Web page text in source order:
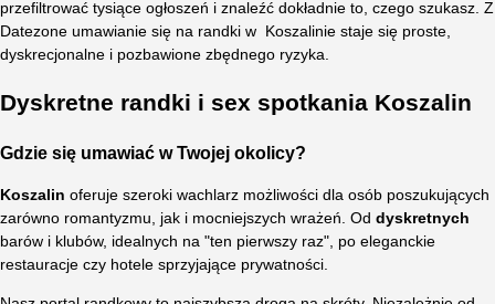
przefiltrować tysiące ogłoszeń i znaleźć dokładnie to, czego szukasz. Z
Datezone umawianie się na randki w Koszalinie staje się proste,
dyskrecjonalne i pozbawione zbędnego ryzyka.
Dyskretne randki i sex spotkania Koszalin
Gdzie się umawiać w Twojej okolicy?
Koszalin oferuje szeroki wachlarz możliwości dla osób poszukujących
zarówno romantyzmu, jak i mocniejszych wrażeń. Od dyskretnych
barów i klubów, idealnych na "ten pierwszy raz", po eleganckie
restauracje czy hotele sprzyjające prywatności.